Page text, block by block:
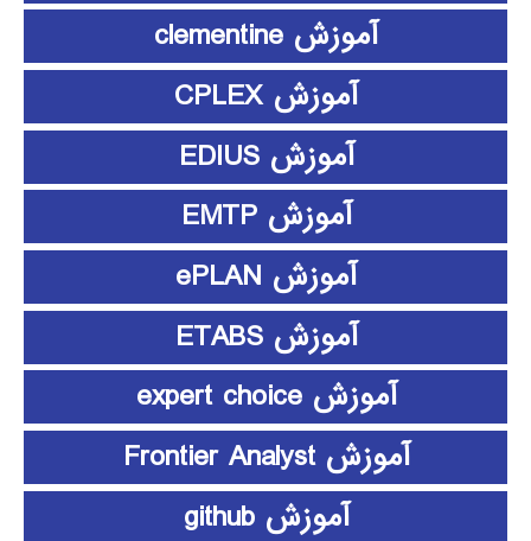
آموزش clementine
آموزش CPLEX
آموزش EDIUS
آموزش EMTP
آموزش ePLAN
آموزش ETABS
آموزش expert choice
آموزش Frontier Analyst
آموزش github